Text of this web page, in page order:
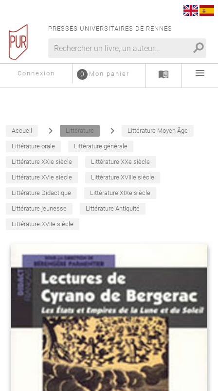
PRESSES UNIVERSITAIRES DE RENNES
search
Connexion Mon panier
0 menu_book menu
Accueil navigate_next Littérature navigate_next Littérature Moyen Âge
Littérature orale Littérature générale
Littérature XXIe siècle Littérature XXe siècle
Littérature XVIe siècle Littérature XVIIIe siècle
Littérature Didactique Littérature XIXe siècle
Littérature jeunesse Littérature Antiquité
Littérature XVIIe siècle